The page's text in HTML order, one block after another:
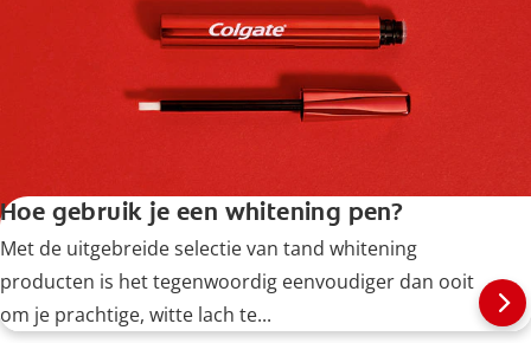
Hoe gebruik je een whitening pen?
Met de uitgebreide selectie van tand whitening
producten is het tegenwoordig eenvoudiger dan ooit
om je prachtige, witte lach te...